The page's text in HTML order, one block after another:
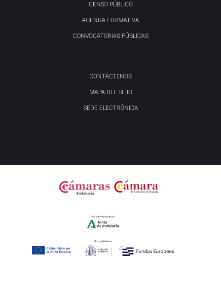
CENSO PÚBLICO
AGENDA FORMATIVA
CONVOCATORIAS PÚBLICAS
CONTÁCTENOS
MAPA DEL SITIO
SEDE ELECTRÓNICA